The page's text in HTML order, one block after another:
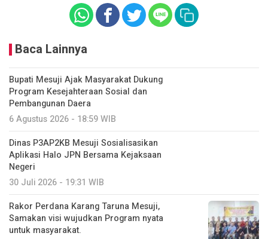
Baca Lainnya
Bupati Mesuji Ajak Masyarakat Dukung
Program Kesejahteraan Sosial dan
Pembangunan Daera
6 Agustus 2026 - 18:59 WIB
Dinas P3AP2KB Mesuji Sosialisasikan
Aplikasi Halo JPN Bersama Kejaksaan
Negeri
30 Juli 2026 - 19:31 WIB
Rakor Perdana Karang Taruna Mesuji,
Samakan visi wujudkan Program nyata
untuk masyarakat.